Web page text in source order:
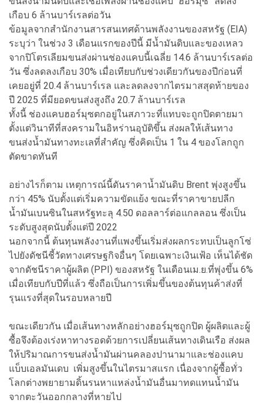
เกือบ 6 ล้านบาร์เรลต่อวัน
ข้อมูลจากสำนักงานสารสนเทศด้านพลังงานของสหรัฐ (EIA)
ระบุว่า ในช่วง 3 เดือนแรกของปีนี้ มีน้ำมันดิบและของเหลว
จากปิโตรเลียมขนส่งผ่านช่องแคบนี้เฉลี่ย 14.6 ล้านบาร์เรลต่อ
วัน ซึ่งลดลงเกือบ 30% เมื่อเทียบกับช่วงเดียวกันของปีก่อนที่
เคยอยู่ที่ 20.4 ล้านบาร์เรล และลดลงจากไตรมาสสุดท้ายของ
ปี 2025 ที่มียอดขนส่งสูงถึง 20.7 ล้านบาร์เรล
ทั้งนี้ ช่องแคบฮอร์มุซตกอยู่ในสภาวะที่แทบจะถูกปิดตายมา
ตั้งแต่วินาทีที่สงครามในอิหร่านอุบัติขึ้น ส่งผลให้เส้นทาง
ขนส่งน้ำมันทางทะเลที่สำคัญ ซึ่งคิดเป็น 1 ใน 4 ของโลกถูก
ตัดขาดทันที
อย่างไรก็ตาม เหตุการณ์นี้ดันราคาน้ำมันดิบ Brent พุ่งสูงขึ้น
กว่า 45% นับตั้งแต่เริ่มความขัดแย้ง ขณะที่ราคาขายปลีก
น้ำมันเบนซินในสหรัฐทะลุ 4.50 ดอลลาร์ต่อแกลลอน ซึ่งเป็น
ระดับสูงสุดนับตั้งแต่ปี 2022
นอกจากนี้ ต้นทุนพลังงานที่แพงขึ้นเริ่มส่งผลกระทบเป็นลูกโซ่
ไปยังดัชนีชี้วัดทางเศรษฐกิจอื่นๆ โดยเฉพาะเงินเฟ้อ เห็นได้ชัด
จากดัชนีราคาผู้ผลิต (PPI) ของสหรัฐ ในเดือนเม.ย.ที่พุ่งขึ้น 6%
เมื่อเทียบกับปีที่แล้ว ซึ่งถือเป็นการเพิ่มขึ้นของต้นทุนค้าส่งที่
รุนแรงที่สุดในรอบหลายปี
ขณะเดียวกัน เมื่อเส้นทางหลักอย่างฮอร์มุซถูกปิด ผู้ผลิตและผู้
ซื้อจึงต้องเร่งหาทางรอดด้วยการเปลี่ยนเส้นทางเดินเรือ ส่งผล
ให้ปริมาณการขนส่งน้ำมันผ่านคลองปานามาและช่องแคบ
แบ็บเอลมันเดบ เพิ่มสูงขึ้นในไตรมาสแรก เนื่องจากผู้ซื้อทั่ว
โลกต่างพยายามดิ้นรนหาแหล่งน้ำมันอื่นมาทดแทนน้ำมัน
จากตะวันออกกลางที่หายไป